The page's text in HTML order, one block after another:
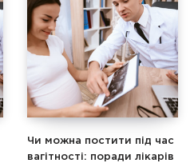
Чи можна постити під час
вагітності: поради лікарів